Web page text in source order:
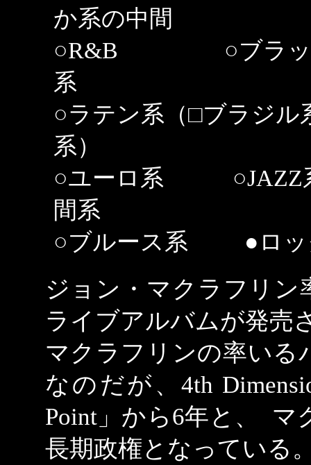
か系の中間
○R&B ○ブラ
系
○ラテン系（□ブラジル
系）
○ユーロ系
○JAZZ
間系
○ブルース系
●ロ
ジョン・マクラフリン
ライブアルバムが発売
マクラフリンの率いる
なのだが、4th
Point」から6年と、
マ
長期政権となっている